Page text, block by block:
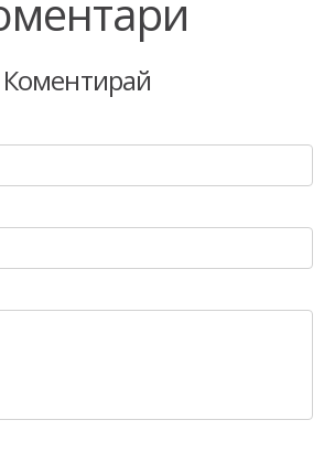
Коментирай